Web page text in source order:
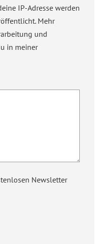
IP-Adresse werden
Mehr
und
in meiner
Newsletter